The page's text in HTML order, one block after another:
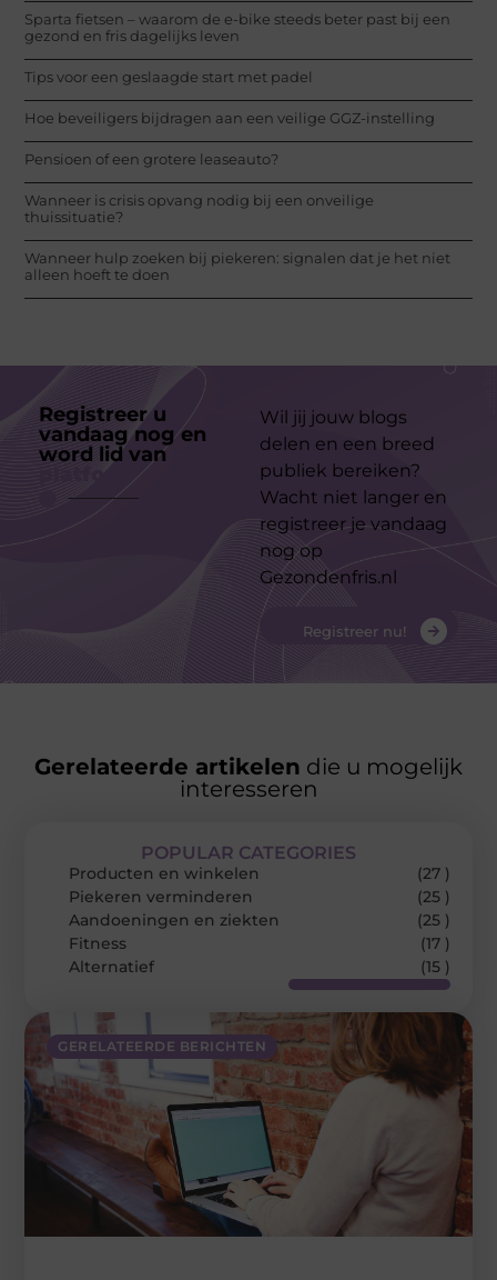
Sparta fietsen – waarom de e-bike steeds beter past bij een
gezond en fris dagelijks leven
Tips voor een geslaagde start met padel
Hoe beveiligers bijdragen aan een veilige GGZ-instelling
Pensioen of een grotere leaseauto?
Wanneer is crisis opvang nodig bij een onveilige
thuissituatie?
Wanneer hulp zoeken bij piekeren: signalen dat je het niet
alleen hoeft te doen
Registreer u
vandaag nog en
word lid van
Wil jij jouw blogs
delen en een breed
publiek bereiken?
Wacht niet langer en
registreer je vandaag
nog op
Gezondenfris.nl
Registreer nu!
Gerelateerde artikelen die u mogelijk
interesseren
GERELATEERDE BERICHTEN
POPULAR CATEGORIES
Producten en winkelen
(27 )
Piekeren verminderen
(25 )
Aandoeningen en ziekten
(25 )
Fitness
(17 )
Alternatief
(15 )